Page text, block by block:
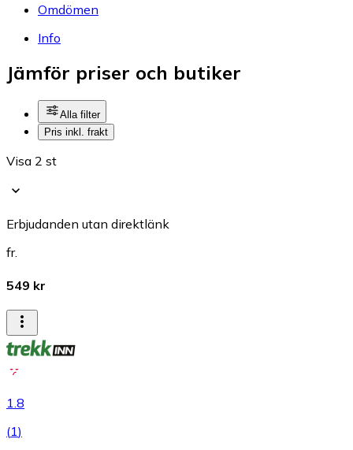
Omdömen
Info
Jämför priser och butiker
Alla filter
Pris inkl. frakt
Visa 2 st
Erbjudanden utan direktlänk
fr.
549 kr
1.8
(1)